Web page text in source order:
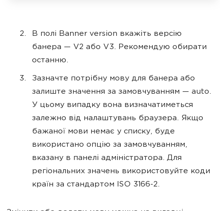
В полі Banner version вкажіть версію
банера — V2 або V3. Рекомендую обирати
останню.
Зазначте потрібну мову для банера або
залиште значення за замовчуванням — auto.
У цьому випадку вона визначатиметься
залежно від налаштувань браузера. Якщо
бажаної мови немає у списку, буде
використано опцію за замовчуванням,
вказану в панелі адміністратора. Для
регіональних значень використовуйте коди
країн за стандартом ISO 3166-2.